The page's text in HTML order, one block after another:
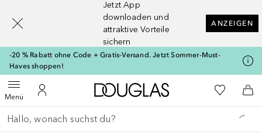
Jetzt App
downloaden und
attraktive Vorteile
sichern
ANZEIGEN
-20 % Rabatt ohne Code + Gratis-Versand. Jetzt Sommer-Must-
Haves shoppen!
MenüMenü öffnenZu Meinem Kundenkonto
Zur Douglas Startseite
Zu Meiner
Gehe zurück
Suche ausführen
[navigation.slideout.screenreader]